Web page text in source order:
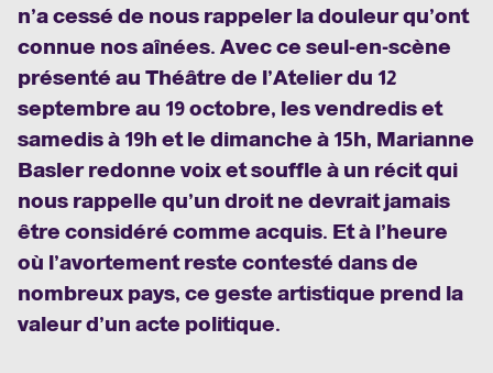
n’a cessé de nous rappeler la douleur qu’ont
connue nos aînées. Avec ce seul-en-scène
présenté au Théâtre de l’Atelier du 12
septembre au 19 octobre, les vendredis et
samedis à 19h et le dimanche à 15h, Marianne
Basler redonne voix et souffle à un récit qui
nous rappelle qu’un droit ne devrait jamais
être considéré comme acquis. Et à l’heure
où l’avortement reste contesté dans de
nombreux pays, ce geste artistique prend la
valeur d’un acte politique.